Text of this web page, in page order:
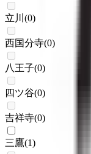
立川 (0)
西国分寺(0)
八王子(0)
四ツ谷(0)
吉祥寺(0)
三鷹(1)